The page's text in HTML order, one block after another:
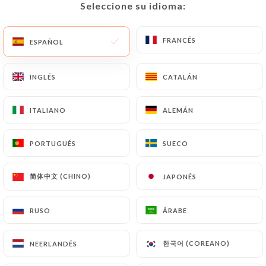
Seleccione su idioma:
ESPAÑOL FRANCÉS
INGLÉS CATALÁN
ITALIANO ALEMÁN
PORTUGUÉS SUECO
简体中文 (CHINO) JAPONÉS
RUSO ÁRABE
NEERLANDÉS 한국어 (COREANO)
INICIO/ CONTACTO
Le Café Des Chineurs
Seleccione su idioma:
ESPAÑOL FRANCÉS
INGLÉS CATALÁN
ITALIANO ALEMÁN
PORTUGUÉS SUECO
简体中文 (CHINO) JAPONÉS
RUSO ÁRABE
NEERLANDÉS 한국어 (COREANO)